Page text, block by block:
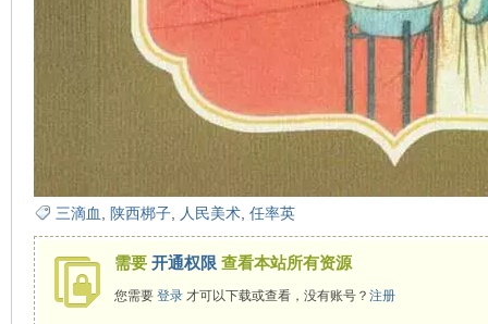
三滴血 陕西梆子, 人民美术, 任率英
需要 开通权限 查看本站所有资源
您需要 登录才可以下载或查看，没有账号？ 注册